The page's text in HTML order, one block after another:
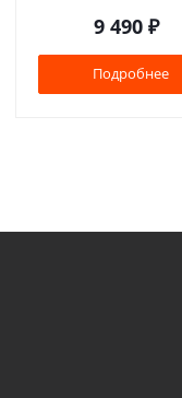
9 490 ₽
Подробнее